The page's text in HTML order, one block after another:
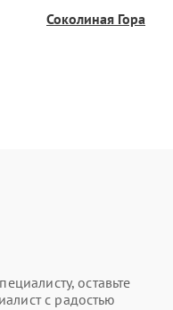
Соколиная Гора
оставьте
с радостью